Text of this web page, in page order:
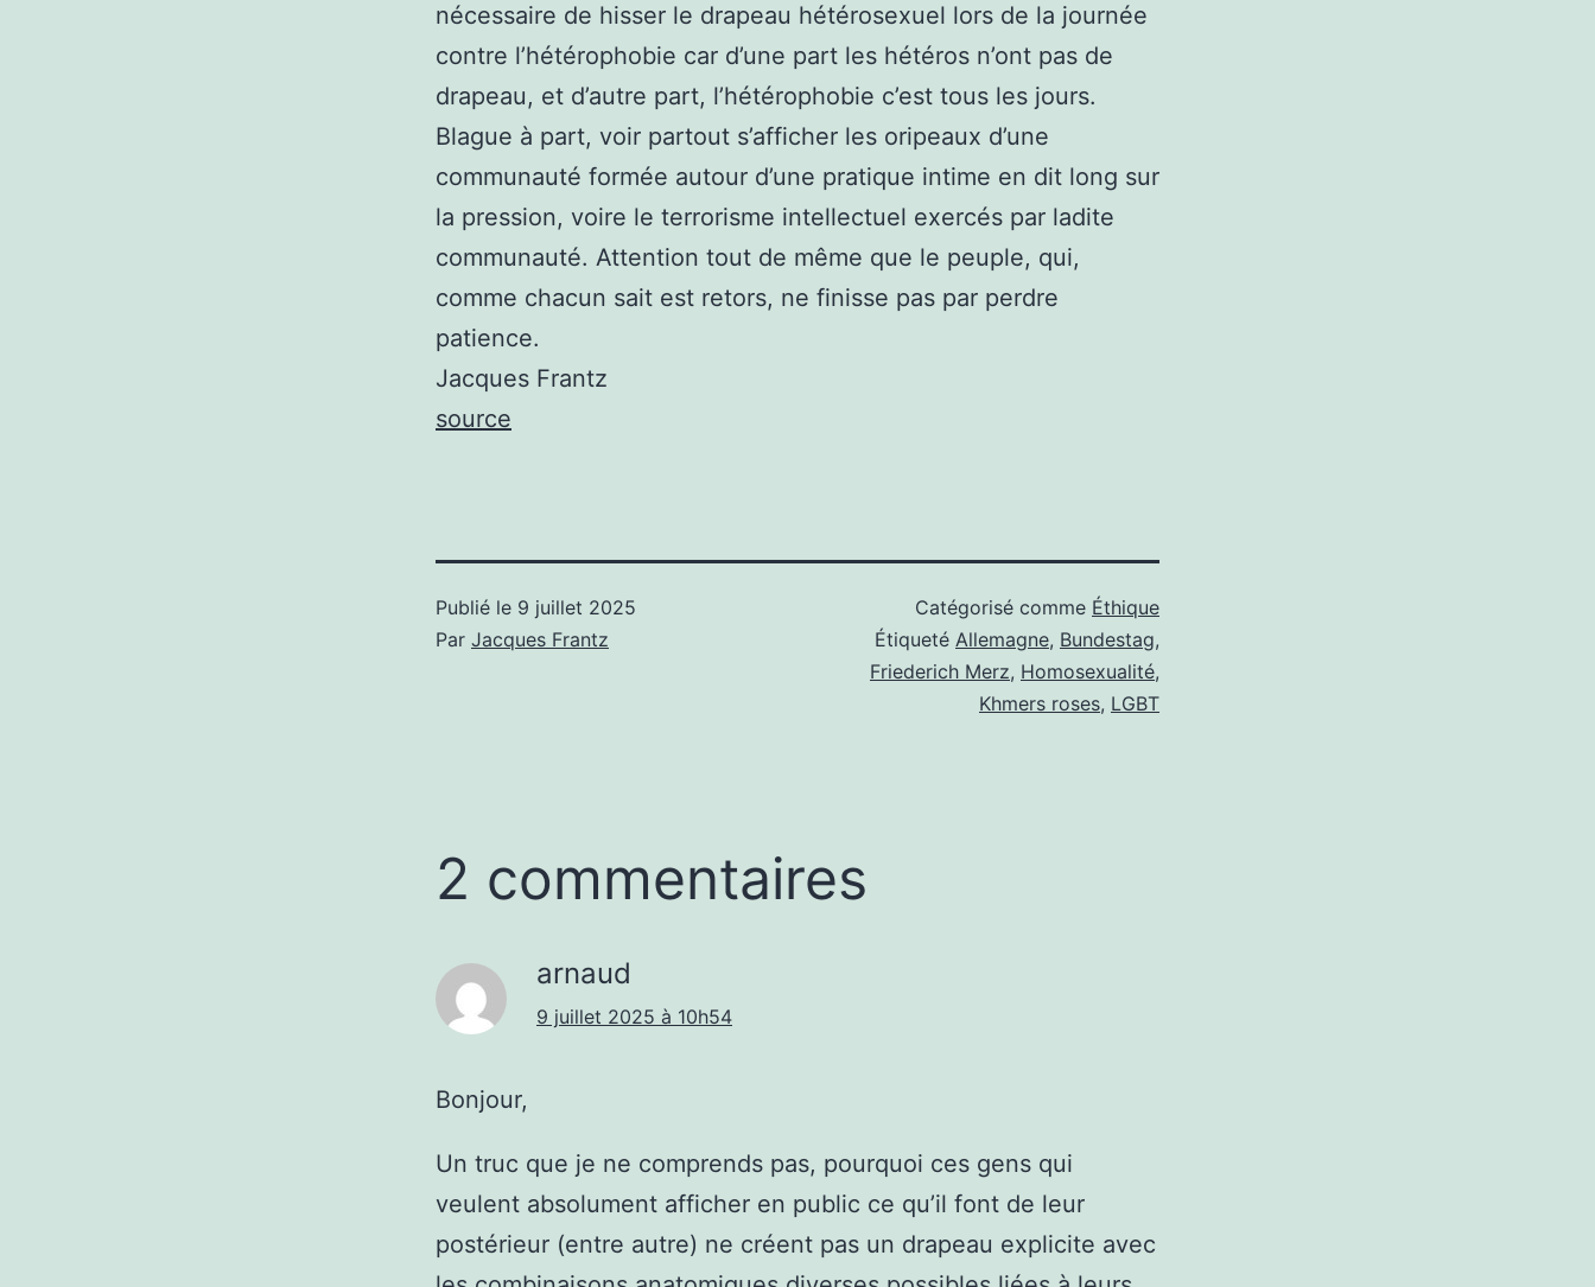
nécessaire de hisser le drapeau hétérosexuel lors de la journée
contre l’hétérophobie car d’une part les hétéros n’ont pas de
drapeau, et d’autre part, l’hétérophobie c’est tous les jours.
Blague à part, voir partout s’afficher les oripeaux d’une
communauté formée autour d’une pratique intime en dit long sur
la pression, voire le terrorisme intellectuel exercés par ladite
communauté. Attention tout de même que le peuple, qui,
comme chacun sait est retors, ne finisse pas par perdre
patience.
Jacques Frantz
source
Publié le 9 juillet 2025
Par Jacques Frantz
Catégorisé comme Éthique
Étiqueté Allemagne, Bundestag,
Friederich Merz, Homosexualité,
Khmers roses, LGBT
2 commentaires
arnaud
9 juillet 2025 à 10h54
Bonjour,
Un truc que je ne comprends pas, pourquoi ces gens qui
veulent absolument afficher en public ce qu’il font de leur
postérieur (entre autre) ne créent pas un drapeau explicite avec